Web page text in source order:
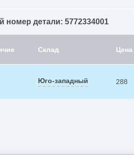
детали: 5772334001
Склад Цена
Юго-западный 288